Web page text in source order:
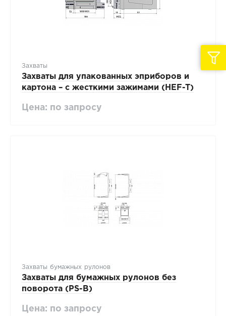
Захваты
Захваты для упакованных эприборов и
картона – с жесткими зажимами (HEF-T)
Цена: по запросу
Захваты бумажных рулонов
Захваты для бумажных рулонов без
поворота (PS-B)
Цена: по запросу